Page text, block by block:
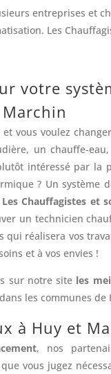
entreprises et
Les
votre
et vous voulez
un chauffe-
intéressé par la
? Un système
Les Chauffagistes et
un technicien
qui réalisera vos
et à vos envies !
sur notre site les
les communes de
à Huy et
, nos
que vous jugez